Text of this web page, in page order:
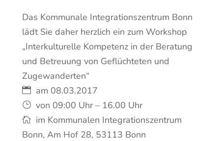
Das Kommunale Integrationszentrum Bonn
lädt Sie daher herzlich ein zum Workshop
„Interkulturelle Kompetenz in der Beratung
und Betreuung von Geflüchteten und
Zugewanderten“
am 08.03.2017
von 09:00 Uhr – 16.00 Uhr
im Kommunalen Integrationszentrum
Bonn, Am Hof 28, 53113 Bonn